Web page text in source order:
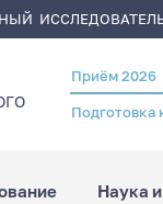
Header
menu
Приём 2026
Подготовка
Наука